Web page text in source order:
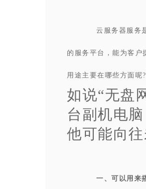
云服务器服务
的服务平台，能为客户
用途主要在哪些方面呢?
如说“无盘
台副机电
他可能向
一、可以用来